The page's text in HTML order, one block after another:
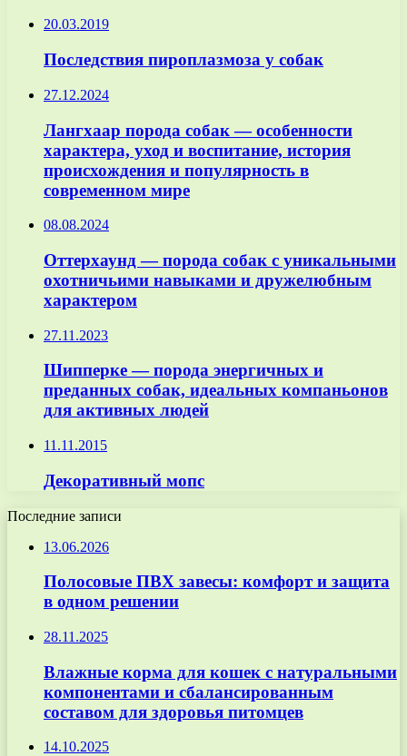
20.03.2019
Последствия пироплазмоза у собак
27.12.2024
Лангхаар порода собак — особенности
характера, уход и воспитание, история
происхождения и популярность в
современном мире
08.08.2024
Оттерхаунд — порода собак с уникальными
охотничьими навыками и дружелюбным
характером
27.11.2023
Шипперке — порода энергичных и
преданных собак, идеальных компаньонов
для активных людей
11.11.2015
Декоративный мопс
Последние записи
13.06.2026
Полосовые ПВХ завесы: комфорт и защита
в одном решении
28.11.2025
Влажные корма для кошек с натуральными
компонентами и сбалансированным
составом для здоровья питомцев
14.10.2025